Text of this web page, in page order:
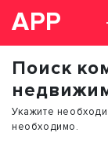
АРР
Поиск
Укажите
необходимо.